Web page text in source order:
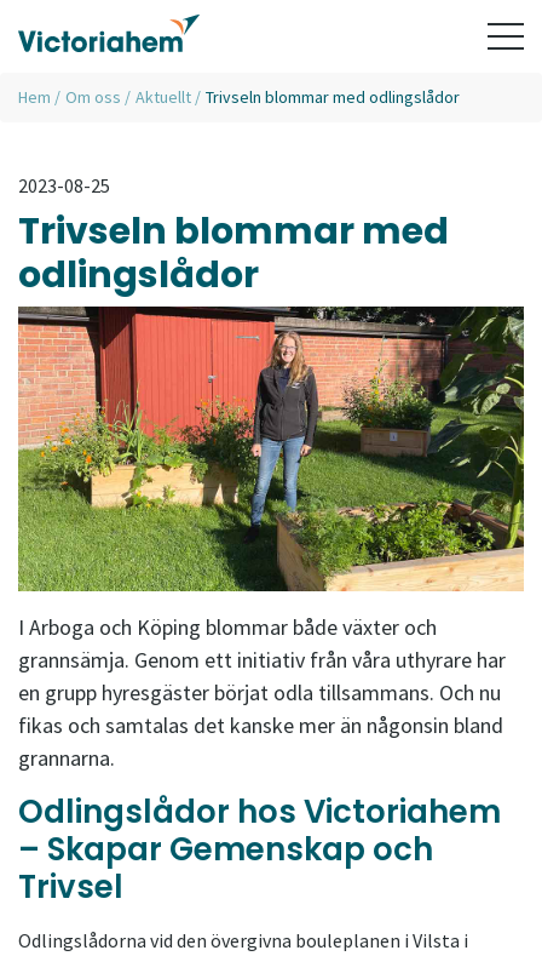
Hem / Om oss / Aktuellt / Trivseln blommar med odlingslådor
2023-08-25
Trivseln blommar med
odlingslådor
I Arboga och Köping blommar både växter och
grannsämja. Genom ett initiativ från våra uthyrare har
en grupp hyresgäster börjat odla tillsammans. Och nu
fikas och samtalas det kanske mer än någonsin bland
grannarna.
Odlingslådor hos Victoriahem
– Skapar Gemenskap och
Trivsel
Odlingslådorna vid den övergivna bouleplanen i Vilsta i